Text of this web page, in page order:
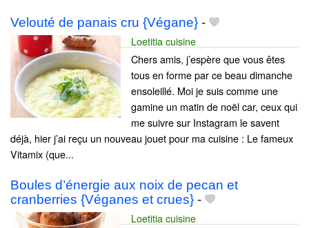
Velouté de panais cru {Végane} -
Loetitia cuisine
Chers amis, j’espère que vous êtes
tous en forme par ce beau dimanche
ensoleillé. Moi je suis comme une
gamine un matin de noël car, ceux qui
me suivre sur Instagram le savent
déjà, hier j’ai reçu un nouveau jouet pour ma cuisine : Le fameux
Vitamix (que...
Boules d’énergie aux noix de pecan et
cranberries {Véganes et crues} -
Loetitia cuisine